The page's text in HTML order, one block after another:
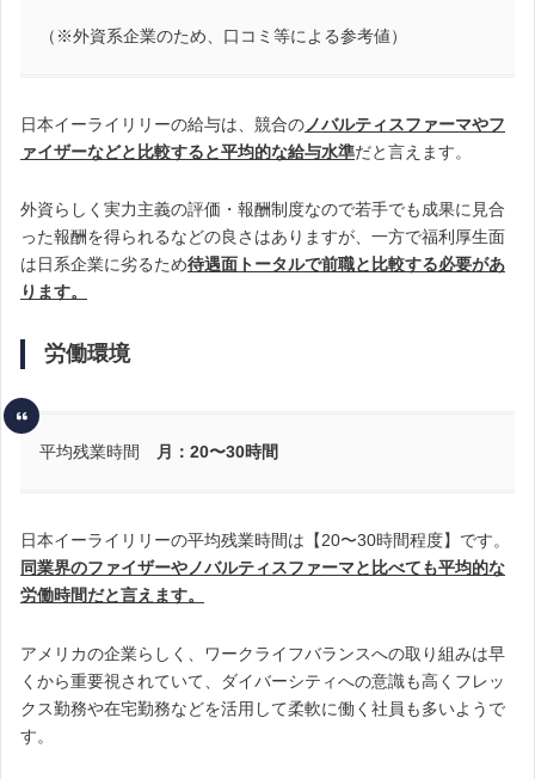
（※外資系企業のため、口コミ等による参考値）
日本イーライリリーの給与は、競合のノバルティスファーマやフ
ァイザーなどと比較すると平均的な給与水準だと言えます。
外資らしく実力主義の評価・報酬制度なので若手でも成果に見合
った報酬を得られるなどの良さはありますが、一方で福利厚生面
は日系企業に劣るため待遇面トータルで前職と比較する必要があ
ります。
労働環境
平均残業時間 月：20〜30時間
日本イーライリリーの平均残業時間は【20〜30時間程度】です。
同業界のファイザーやノバルティスファーマと比べても平均的な
労働時間だと言えます。
アメリカの企業らしく、ワークライフバランスへの取り組みは早
くから重要視されていて、ダイバーシティへの意識も高くフレッ
クス勤務や在宅勤務などを活用して柔軟に働く社員も多いようで
す。